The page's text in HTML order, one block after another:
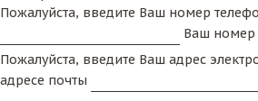
Пожалуйста, введите Ваш номер
Ваш номер
Пожалуйста, введите Ваш адрес
адресе почты